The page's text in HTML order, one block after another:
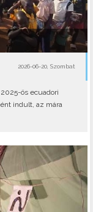
2026-06-20, Szombat
ös ecuadori
indult, az mára